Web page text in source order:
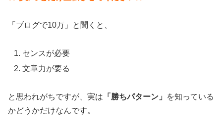
「ブログで10万」と聞くと、
センスが必要
文章力が要る
と思われがちですが、実は 「勝ちパターン」
を知っている
かどうかだけなんです。